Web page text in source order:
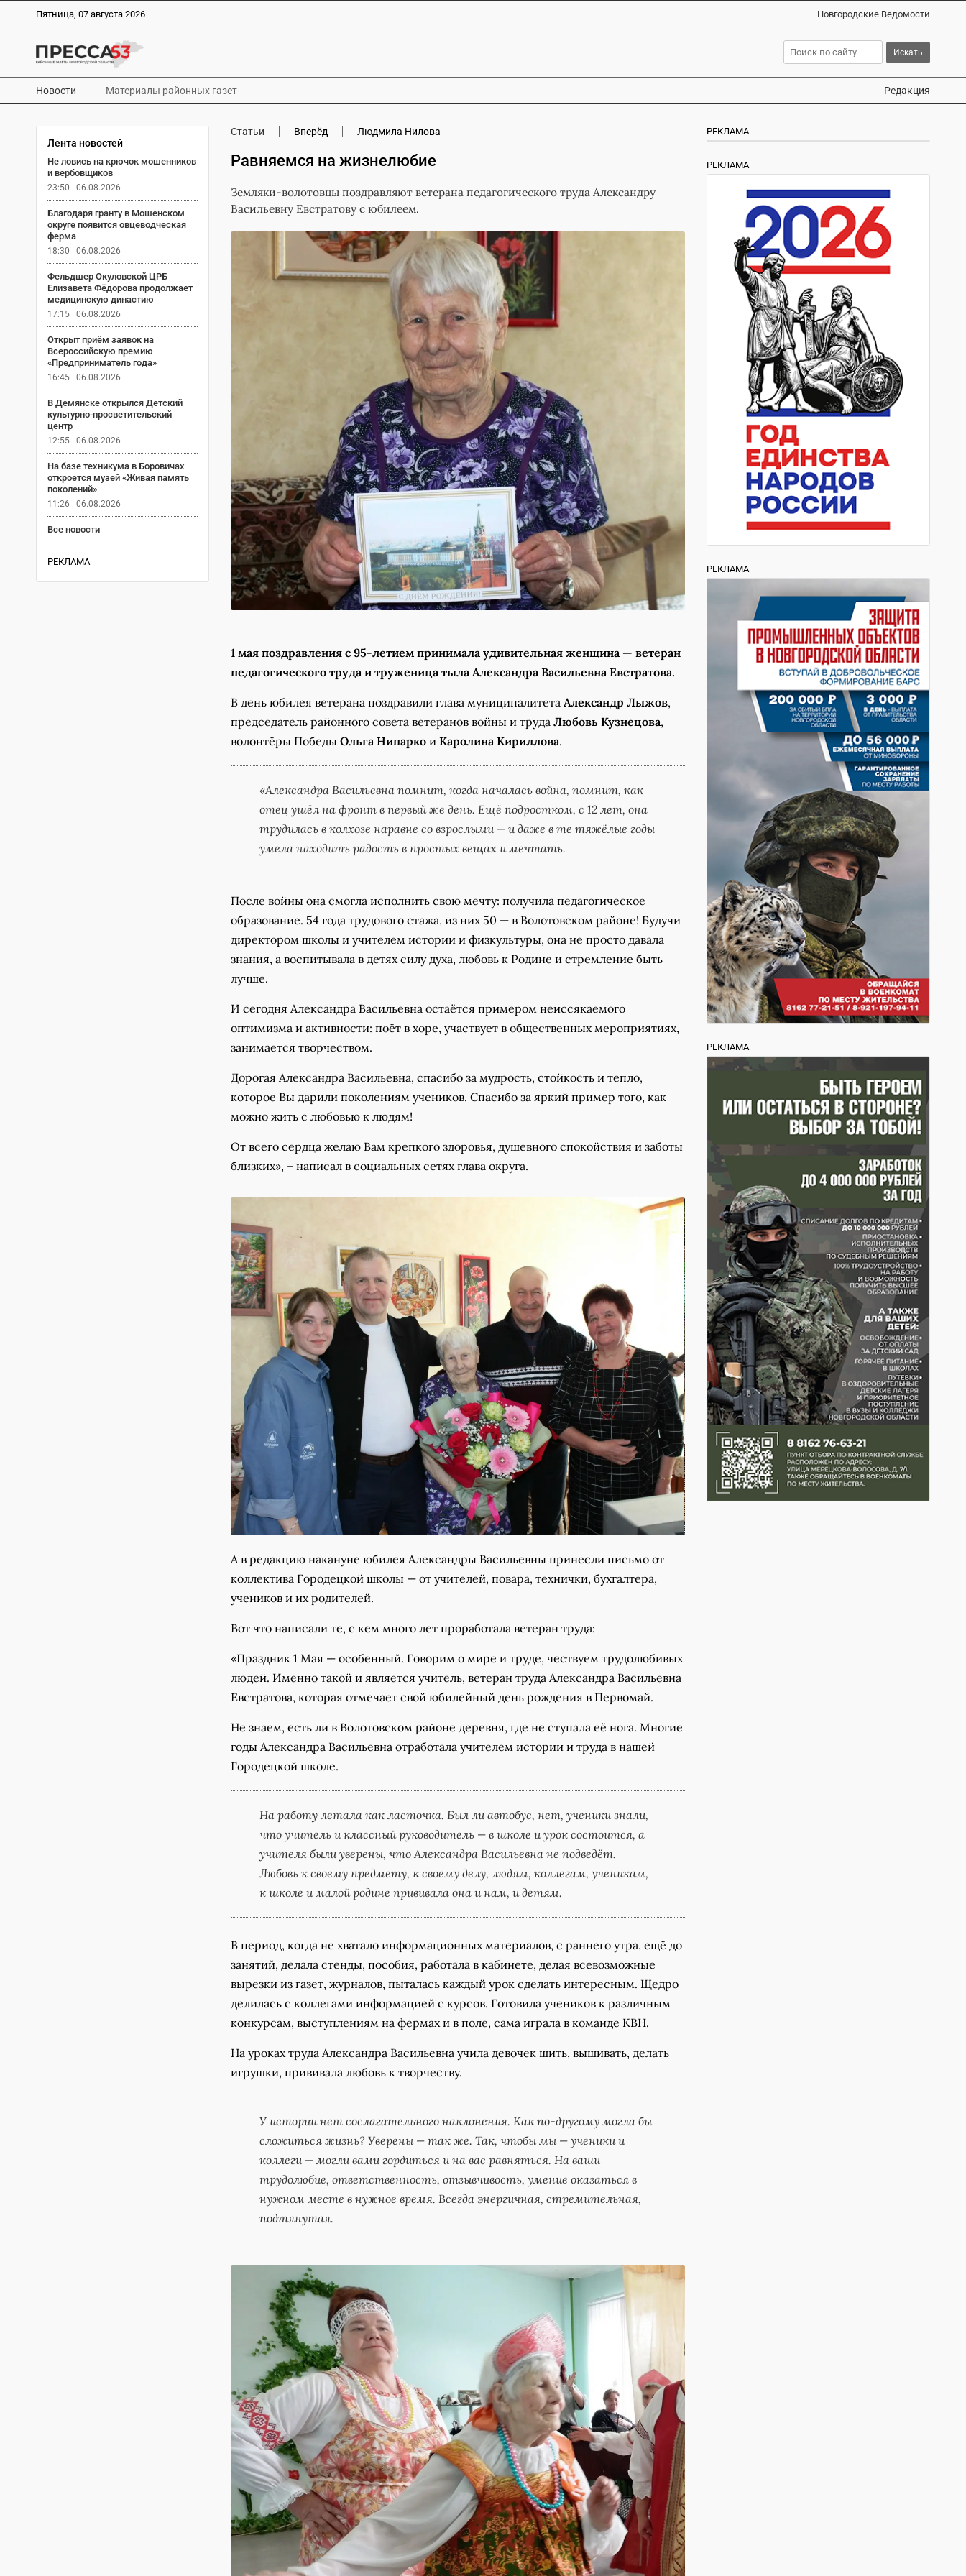
Пятница, 07 августа 2026 Новгородские Ведомости
Новости Материалы районных газет Редакция
Лента новостей
Не ловись на крючок мошенников
и вербовщиков
23:50 | 06.08.2026
Благодаря гранту в Мошенском
округе появится овцеводческая
ферма
18:30 | 06.08.2026
Фельдшер Окуловской ЦРБ
Елизавета Фёдорова продолжает
медицинскую династию
17:15 | 06.08.2026
Открыт приём заявок на
Всероссийскую премию
«Предприниматель года»
16:45 | 06.08.2026
В Демянске открылся Детский
культурно-просветительский
центр
12:55 | 06.08.2026
На базе техникума в Боровичах
откроется музей «Живая память
поколений»
11:26 | 06.08.2026
Все новости
РЕКЛАМА
Статьи Вперёд Людмила Нилова
Равняемся на жизнелюбие
Земляки-волотовцы поздравляют ветерана педагогического труда Александру
Васильевну Евстратову с юбилеем.
1 мая поздравления с 95-летием принимала удивительная женщина — ветеран
педагогического труда и труженица тыла Александра Васильевна Евстратова.
В день юбилея ветерана поздравили глава муниципалитета Александр Лыжов,
председатель районного совета ветеранов войны и труда Любовь Кузнецова,
волонтёры Победы Ольга Нипаркои Каролина Кириллова.
«Александра Васильевна помнит, когда началась война, помнит, как
отец ушёл на фронт в первый же день. Ещё подростком, с 12 лет, она
трудилась в колхозе наравне со взрослыми — и даже в те тяжёлые годы
умела находить радость в простых вещах и мечтать.
После войны она смогла исполнить свою мечту: получила педагогическое
образование. 54 года трудового стажа, из них 50 — в Волотовском районе! Будучи
директором школы и учителем истории и физкультуры, она не просто давала
знания, а воспитывала в детях силу духа, любовь к Родине и стремление быть
лучше.
И сегодня Александра Васильевна остаётся примером неиссякаемого
оптимизма и активности: поёт в хоре, участвует в общественных мероприятиях,
занимается творчеством.
Дорогая Александра Васильевна, спасибо за мудрость, стойкость и тепло,
которое Вы дарили поколениям учеников. Спасибо за яркий пример того, как
можно жить с любовью к людям!
От всего сердца желаю Вам крепкого здоровья, душевного спокойствия и заботы
близких», – написал в социальных сетях глава округа.
А в редакцию накануне юбилея Александры Васильевны принесли письмо от
коллектива Городецкой школы — от учителей, повара, технички, бухгалтера,
учеников и их родителей.
Вот что написали те, с кем много лет проработала ветеран труда:
«Праздник 1 Мая — особенный. Говорим о мире и труде, чествуем трудолюбивых
людей. Именно такой и является учитель, ветеран труда Александра Васильевна
Евстратова, которая отмечает свой юбилейный день рождения в Первомай.
Не знаем, есть ли в Волотовском районе деревня, где не ступала её нога. Многие
годы Александра Васильевна отработала учителем истории и труда в нашей
Городецкой школе.
На работу летала как ласточка. Был ли автобус, нет, ученики знали,
что учитель и классный руководитель — в школе и урок состоится, а
учителя были уверены, что Александра Васильевна не подведёт.
Любовь к своему предмету, к своему делу, людям, коллегам, ученикам,
к школе и малой родине прививала она и нам, и детям.
В период, когда не хватало информационных материалов, с раннего утра, ещё до
занятий, делала стенды, пособия, работала в кабинете, делая всевозможные
вырезки из газет, журналов, пыталась каждый урок сделать интересным. Щедро
делилась с коллегами информацией с курсов. Готовила учеников к различным
конкурсам, выступлениям на фермах и в поле, сама играла в команде КВН.
На уроках труда Александра Васильевна учила девочек шить, вышивать, делать
игрушки, прививала любовь к творчеству.
У истории нет сослагательного наклонения. Как по-другому могла бы
сложиться жизнь? Уверены — так же. Так, чтобы мы — ученики и
коллеги — могли вами гордиться и на вас равняться. На ваши
трудолюбие, ответственность, отзывчивость, умение оказаться в
нужном месте в нужное время. Всегда энергичная, стремительная,
подтянутая.
РЕКЛАМА
РЕКЛАМА
РЕКЛАМА
РЕКЛАМА